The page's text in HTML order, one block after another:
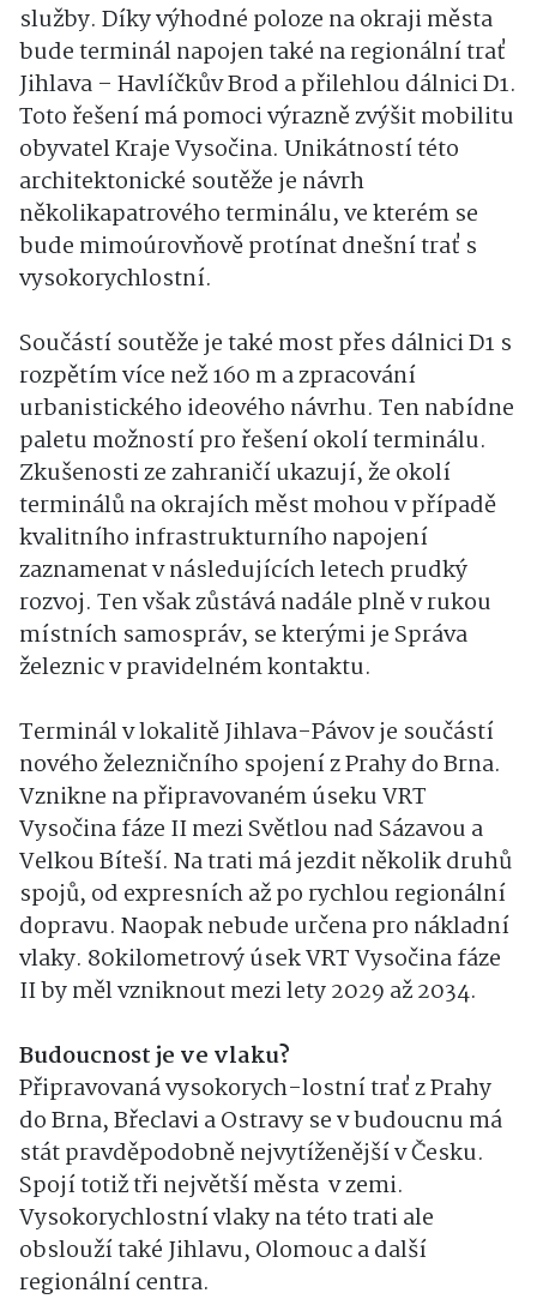
služby. Díky výhodné poloze na okraji města
bude terminál napojen také na regionální trať
Jihlava – Havlíčkův Brod a přilehlou dálnici D1.
Toto řešení má pomoci výrazně zvýšit mobilitu
obyvatel Kraje Vysočina. Unikátností této
architektonické soutěže je návrh
několikapatrového terminálu, ve kterém se
bude mimoúrovňově protínat dnešní trať s
vysokorychlostní.
Součástí soutěže je také most přes dálnici D1 s
rozpětím více než 160 m a zpracování
urbanistického ideového návrhu. Ten nabídne
paletu možností pro řešení okolí terminálu.
Zkušenosti ze zahraničí ukazují, že okolí
terminálů na okrajích měst mohou v případě
kvalitního infrastrukturního napojení
zaznamenat v následujících letech prudký
rozvoj. Ten však zůstává nadále plně v rukou
místních samospráv, se kterými je Správa
železnic v pravidelném kontaktu.
Terminál v lokalitě Jihlava-Pávov je součástí
nového železničního spojení z Prahy do Brna.
Vznikne na připravovaném úseku VRT
Vysočina fáze II mezi Světlou nad Sázavou a
Velkou Bíteší. Na trati má jezdit několik druhů
spojů, od expresních až po rychlou regionální
dopravu. Naopak nebude určena pro nákladní
vlaky. 80kilometrový úsek VRT Vysočina fáze
II by měl vzniknout mezi lety 2029 až 2034.
Budoucnost je ve vlaku?
Připravovaná vysokorych-lostní trať z Prahy
do Brna, Břeclavi a Ostravy se v budoucnu má
stát pravděpodobně nejvytíženější v Česku.
Spojí totiž tři největší města v zemi.
Vysokorychlostní vlaky na této trati ale
obslouží také Jihlavu, Olomouc a další
regionální centra.